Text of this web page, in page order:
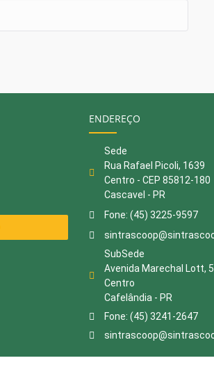
ENDEREÇO
Sede
Rua Rafael Picoli, 1639
Centro - CEP 85812-180
Cascavel - PR
Fone: (45) 3225-9597
SubSede
Avenida Marechal Lott,
Centro
Cafelândia - PR
Fone: (45) 3241-2647